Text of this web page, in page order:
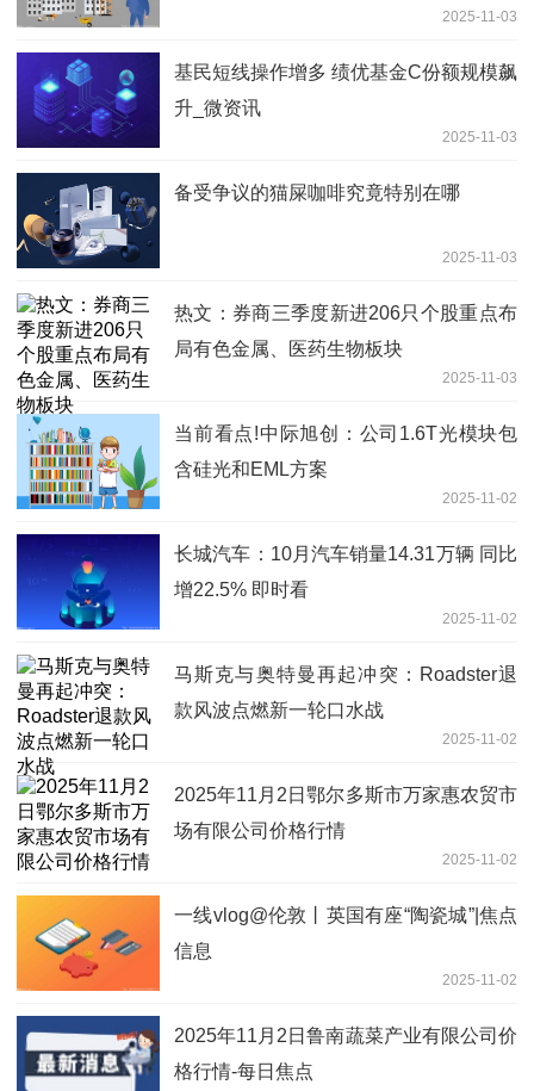
2025-11-03
基民短线操作增多 绩优基金C份额规模飙
升_微资讯
2025-11-03
备受争议的猫屎咖啡究竟特别在哪
2025-11-03
热文：券商三季度新进206只个股重点布
局有色金属、医药生物板块
2025-11-03
当前看点!中际旭创：公司1.6T光模块包
含硅光和EML方案
2025-11-02
长城汽车：10月汽车销量14.31万辆 同比
增22.5% 即时看
2025-11-02
马斯克与奥特曼再起冲突：Roadster退
款风波点燃新一轮口水战
2025-11-02
2025年11月2日鄂尔多斯市万家惠农贸市
场有限公司价格行情
2025-11-02
一线vlog@伦敦丨英国有座“陶瓷城”|焦点
信息
2025-11-02
2025年11月2日鲁南蔬菜产业有限公司价
格行情-每日焦点